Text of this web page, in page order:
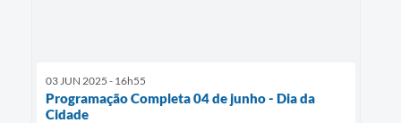
03 JUN 2025 - 16h55
Programação Completa 04 de junho - Dia da
Cidade